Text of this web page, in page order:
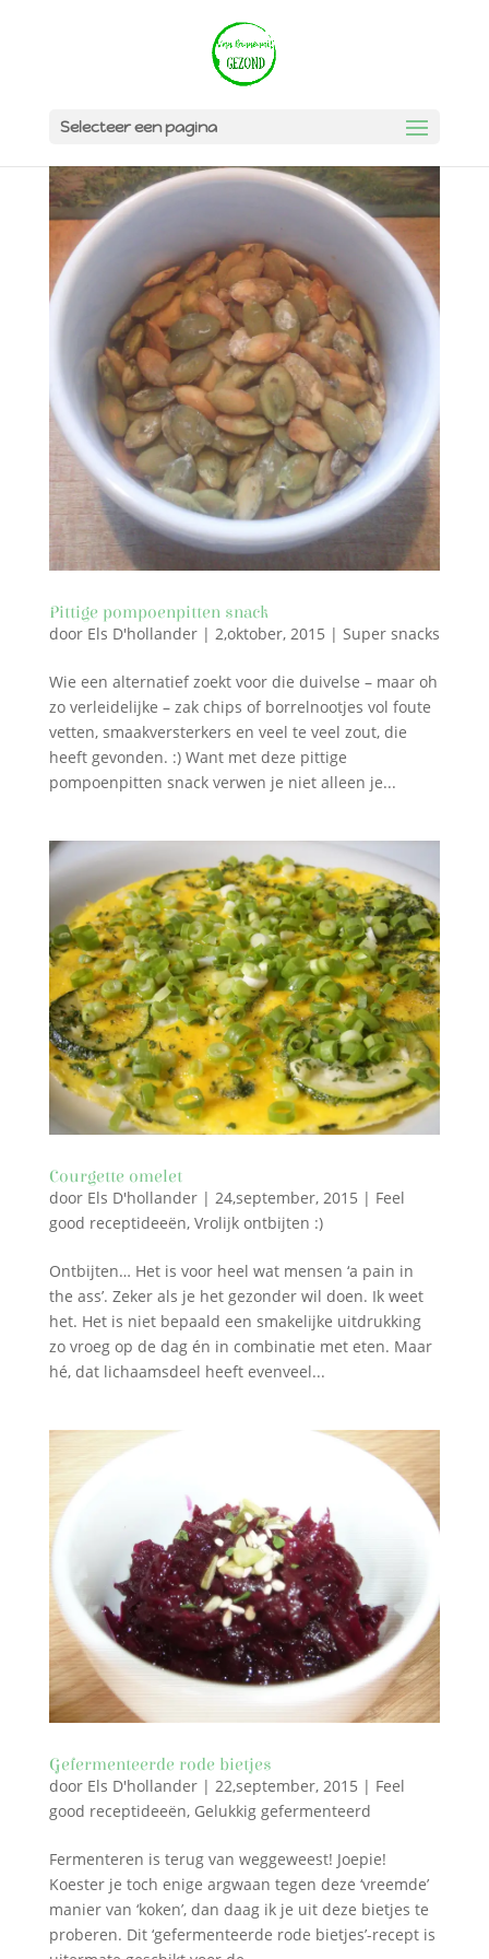
Selecteer een pagina
Pittige pompoenpitten snack
door Els D'hollander| 2,oktober, 2015 | Super snacks
Wie een alternatief zoekt voor die duivelse – maar oh
zo verleidelijke – zak chips of borrelnootjes vol foute
vetten, smaakversterkers en veel te veel zout, die
heeft gevonden. :) Want met deze pittige
pompoenpitten snack verwen je niet alleen je...
Courgette omelet
door Els D'hollander| 24,september, 2015 | Feel
good receptideeën, Vrolijk ontbijten :)
Ontbijten… Het is voor heel wat mensen ‘a pain in
the ass’. Zeker als je het gezonder wil doen. Ik weet
het. Het is niet bepaald een smakelijke uitdrukking
zo vroeg op de dag én in combinatie met eten. Maar
hé, dat lichaamsdeel heeft evenveel...
Gefermenteerde rode bietjes
door Els D'hollander| 22,september, 2015 | Feel
good receptideeën, Gelukkig gefermenteerd
Fermenteren is terug van weggeweest! Joepie!
Koester je toch enige argwaan tegen deze ‘vreemde’
manier van ‘koken’, dan daag ik je uit deze bietjes te
proberen. Dit ‘gefermenteerde rode bietjes’-recept is